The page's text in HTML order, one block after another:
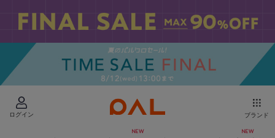
ログイン ブランド